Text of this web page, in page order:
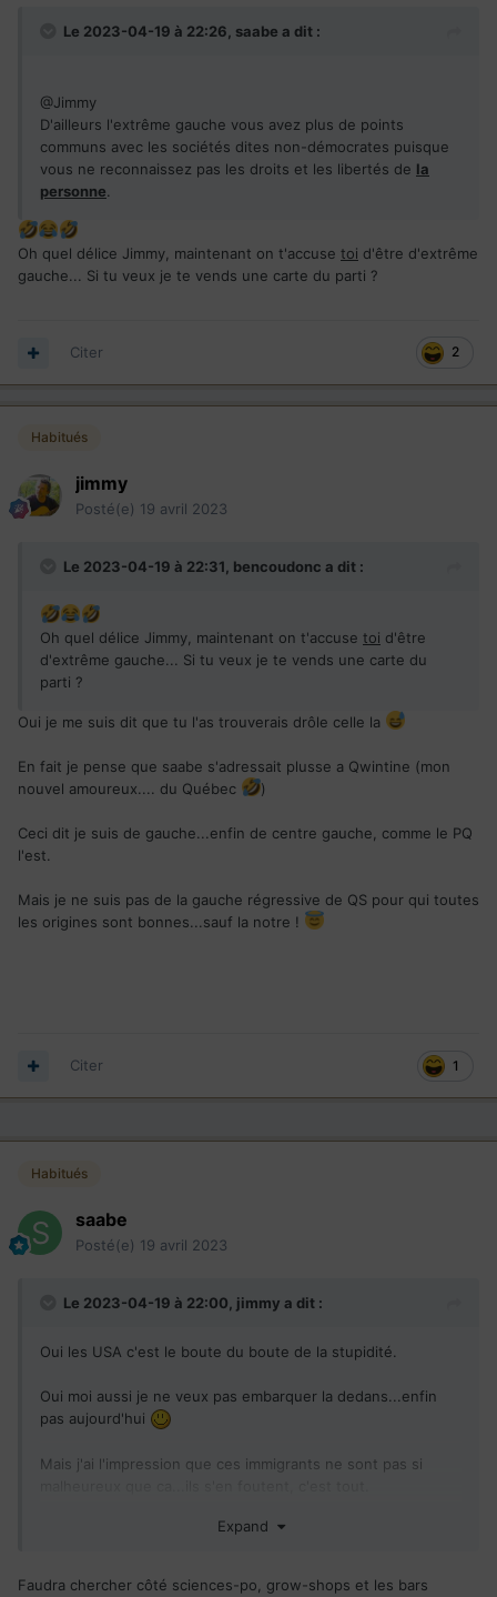
Le 2023-04-19 à 22:26, saabe a dit :
@Jimmy
D'ailleurs l'extrême gauche vous avez plus de points
communs avec les sociétés dites non-démocrates puisque
vous ne reconnaissez pas les droits et les libertés de la
personne.
Oh quel délice Jimmy, maintenant on t'accuse toi d'être d'extrême
gauche... Si tu veux je te vends une carte du parti ?
2
Citer
Habitués
jimmy
Posté(e) 19 avril 2023
Le 2023-04-19 à 22:31, bencoudonc a dit :
Oh quel délice Jimmy, maintenant on t'accuse toi d'être
d'extrême gauche... Si tu veux je te vends une carte du
parti ?
Oui je me suis dit que tu l'as trouverais drôle celle la
En fait je pense que saabe s'adressait plusse a Qwintine (mon
nouvel amoureux.... du Québec
)
Ceci dit je suis de gauche...enfin de centre gauche, comme le PQ
l'est.
Mais je ne suis pas de la gauche régressive de QS pour qui toutes
les origines sont bonnes...sauf la notre !
1
Citer
Habitués
saabe
Posté(e) 19 avril 2023
Le 2023-04-19 à 22:00, jimmy a dit :
Oui les USA c'est le boute du boute de la stupidité.
Oui moi aussi je ne veux pas embarquer la dedans...enfin
pas aujourd'hui
Mais j'ai l'impression que ces immigrants ne sont pas si
Expand
Faudra chercher côté sciences-po, grow-shops et les bars